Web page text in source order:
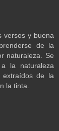
versos y buena
de la
naturaleza. Se
la naturaleza
de la
la tinta.